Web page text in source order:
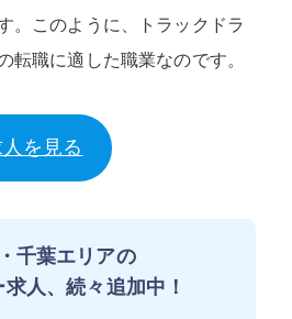
。このように、トラックドラ
転職に適した職業なのです。
を見る
千葉エリアの
求人、続々追加中！